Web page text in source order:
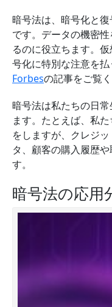
暗号法は、暗号化と
です。データの機密
るのに役立ちます。
号化に特別な注意を払
Forbesの記事をご覧く
暗号法は私たちの日
ます。たとえば、私
をしますが、クレジ
タ、顧客の購入履歴
す。
暗号法の応用